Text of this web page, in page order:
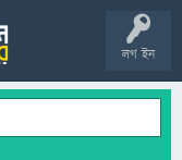
লগ ইন